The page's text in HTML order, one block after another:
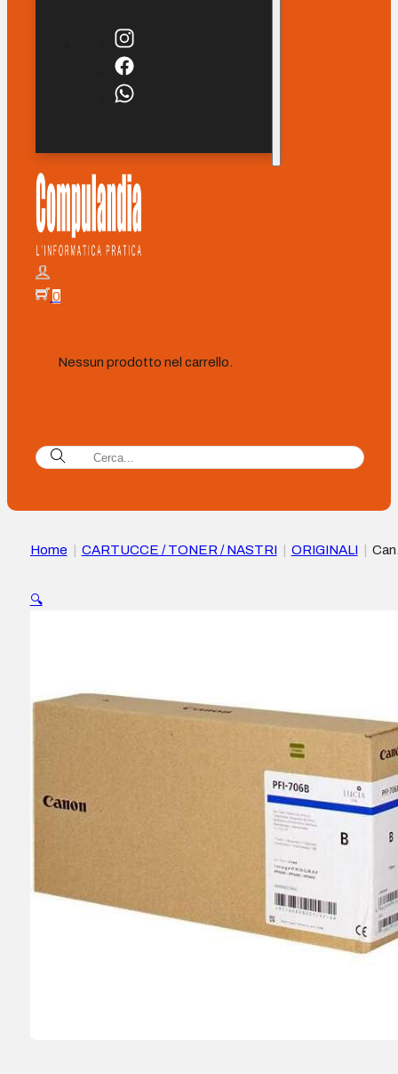
0
Nessun prodotto nel carrello.
Home CARTUCCE / TONER / NASTRI ORIGINALI
🔍